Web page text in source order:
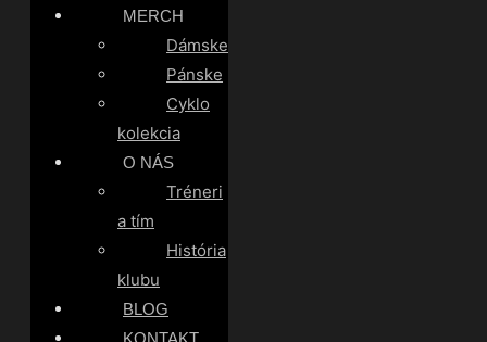
MERCH
Dámske
Pánske
Cyklo
kolekcia
O NÁS
Tréneri
a tím
História
klubu
BLOG
KONTAKT